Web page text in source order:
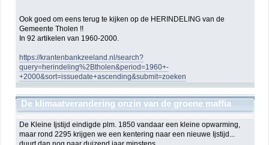
Ook goed om eens terug te kijken op de HERINDELING van de
Gemeente Tholen !!
In 92 artikelen van 1960-2000.
https://krantenbankzeeland.nl/search?
query=herindeling%2Btholen&period=1960+-
+2000&sort=issuedate+ascending&submit=zoeken
De klimaatverandering onzin van de groene maffia
(NGO) en geldbeluste politici
De Kleine Ijstijd eindigde plm. 1850 vandaar een kleine opwarming,
maar rond 2295 krijgen we een kentering naar een nieuwe Ijstijd...